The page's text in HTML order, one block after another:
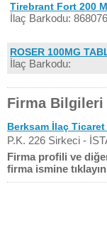
Tirebrant Fort 200
İlaç Barkodu:
ROSER 100MG
İlaç Barkodu:
Firma Bilgileri
Berksam İlaç Ticaret
P.K. 226 Sirkeci -
Firma profili ve
firma ismine tıklayın